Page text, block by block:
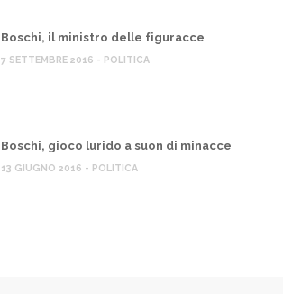
Boschi, il ministro delle figuracce
7 SETTEMBRE 2016 - POLITICA
Boschi, gioco lurido a suon di minacce
13 GIUGNO 2016 - POLITICA